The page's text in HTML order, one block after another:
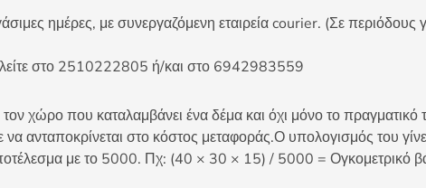
ημέρες, με συνεργαζόμενη εταιρεία courier. (Σε περιόδους
στο 2510222805 ή/και στο 6942983559
χώρο που καταλαμβάνει ένα δέμα και όχι μόνο το πραγματικό
ανταποκρίνεται στο κόστος μεταφοράς.Ο υπολογισμός του
με το 5000. Πχ: (40 × 30 × 15) / 5000 = Ογκομετρικό